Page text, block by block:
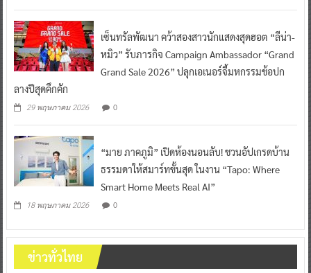
เซ็นทรัลพัฒนา คว้าสองสาวนักแสดงสุดฮอต “ลีน่า-
หมิว” รับภารกิจ Campaign Ambassador “Grand
Grand Sale 2026” ปลุกเอเนอร์จี้มหกรรมช้อปก
ลางปีสุดคึกคัก
29 พฤษภาคม 2026 0
“มาย ภาคภูมิ” เปิดห้องนอนลับ! ชวนอัปเกรดบ้าน
ธรรมดาให้สมาร์ทขั้นสุด ในงาน “Tapo: Where
Smart Home Meets Real AI”
18 พฤษภาคม 2026 0
ข่าวทั่วไทย